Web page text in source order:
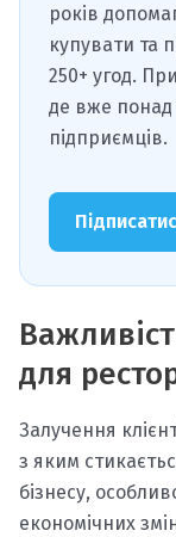
років
купувати та
250+ угод.
де вже понад
підприємців.
для
Залучення
з яким
бізнесу,
економічних